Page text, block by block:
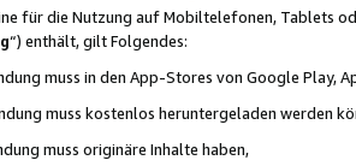
für die Nutzung auf Mobiltelefonen, Tablets
“) enthält, gilt Folgendes:
muss in den App-Stores von Google Play,
muss kostenlos heruntergeladen werden
muss originäre Inhalte haben,